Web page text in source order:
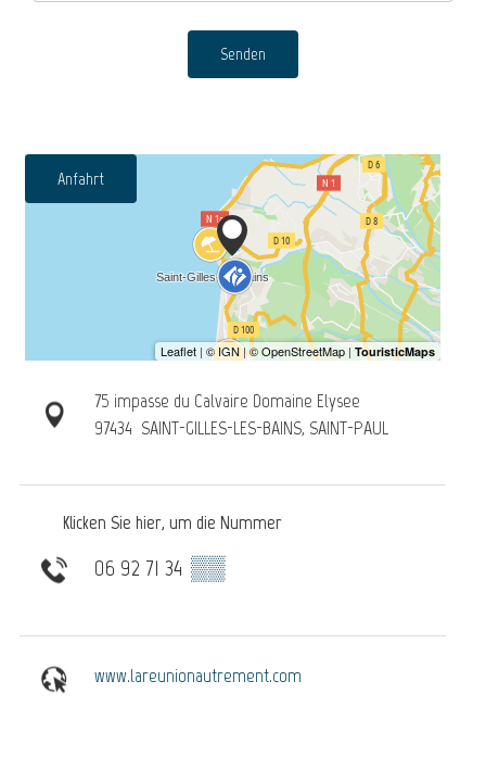
Senden
Anfahrt
75 impasse du Calvaire Domaine Elysee
97434 SAINT-GILLES-LES-BAINS, SAINT-PAUL
Klicken Sie hier, um die Nummer
06 92 71 34 ▒▒
www.lareunionautrement.com